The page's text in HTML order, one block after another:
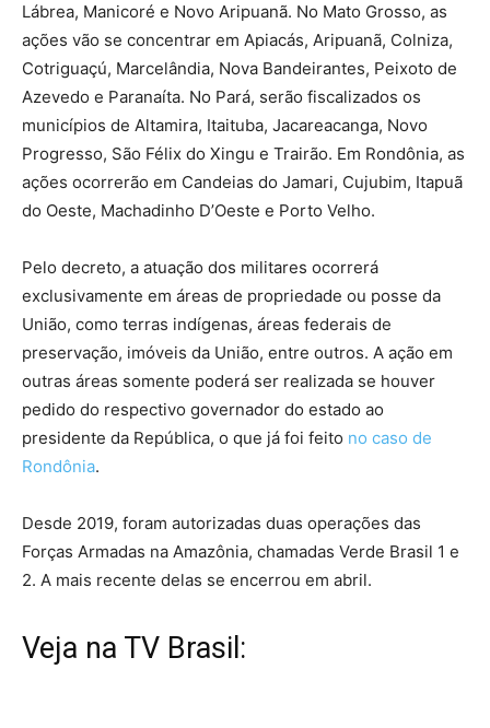
Lábrea, Manicoré e Novo Aripuanã. No Mato Grosso, as
ações vão se concentrar em Apiacás, Aripuanã, Colniza,
Cotriguaçú, Marcelândia, Nova Bandeirantes, Peixoto de
Azevedo e Paranaíta. No Pará, serão fiscalizados os
municípios de Altamira, Itaituba, Jacareacanga, Novo
Progresso, São Félix do Xingu e Trairão. Em Rondônia, as
ações ocorrerão em Candeias do Jamari, Cujubim, Itapuã
do Oeste, Machadinho D’Oeste e Porto Velho.
Pelo decreto, a atuação dos militares ocorrerá
exclusivamente em áreas de propriedade ou posse da
União, como terras indígenas, áreas federais de
preservação, imóveis da União, entre outros. A ação em
outras áreas somente poderá ser realizada se houver
pedido do respectivo governador do estado ao
presidente da República, o que já foi feito no caso de
Rondônia.
Desde 2019, foram autorizadas duas operações das
Forças Armadas na Amazônia, chamadas Verde Brasil 1 e
2. A mais recente delas se encerrou em abril.
Veja na TV Brasil: